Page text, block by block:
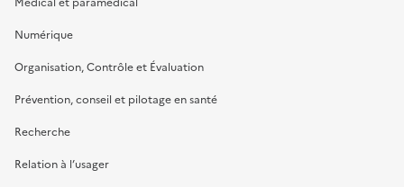
Numérique
Organisation, Contrôle et Évaluation
Prévention, conseil et pilotage en santé
Recherche
Relation à l’usager